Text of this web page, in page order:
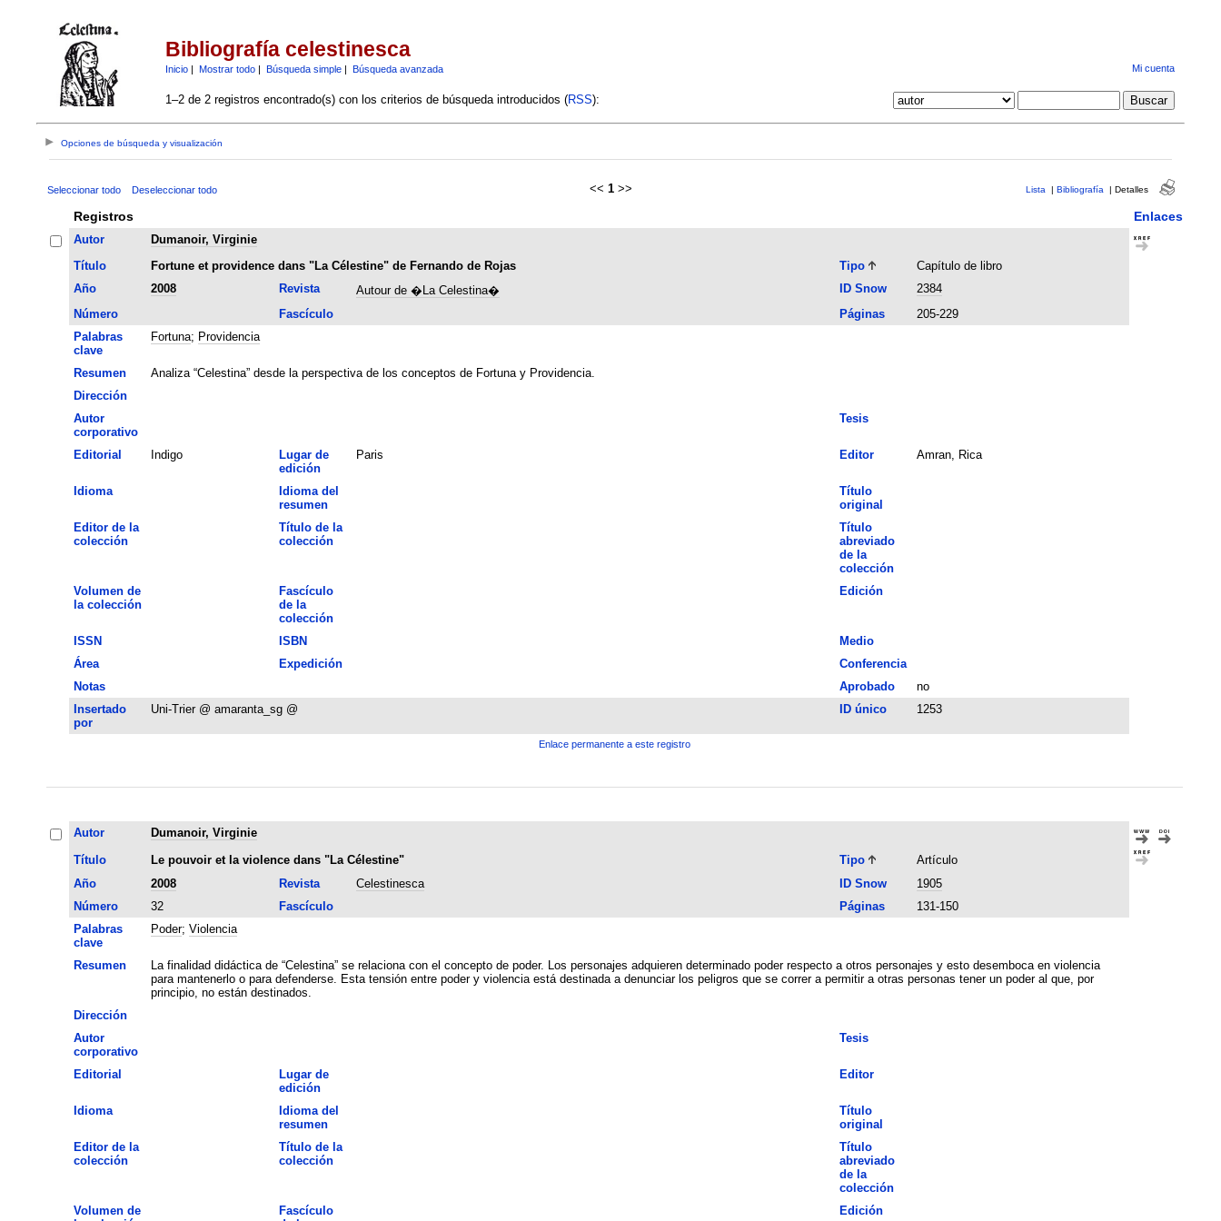
Bibliografía celestinesca
Inicio| Mostrar todo| Búsqueda simple| Búsqueda avanzada Mi cuenta
1–2 de 2 registros encontrado(s) con los criterios de búsqueda introducidos (RSS):
Opciones de búsqueda y visualización
Seleccionar todo Deseleccionar todo << 1 >> Lista | Bibliografía | Detalles
Registros Enlaces
Autor
Dumanoir, Virginie
Título
Fortune et providence dans "La Célestine" de Fernando de Rojas Tipo
Capítulo de libro
Año
2008 Revista Autour de �La Celestina� ID Snow
2384
Número
Fascículo Páginas
205-229
Palabras
clave
Fortuna; Providencia
Resumen
Analiza “Celestina” desde la perspectiva de los conceptos de Fortuna y Providencia.
Dirección
Autor
corporativo
Tesis
Editorial Indigo
Lugar de
edición
Paris Editor Amran, Rica
Idioma
Idioma del
resumen
Título
original
Editor de la
colección
Título de la
colección
Título
abreviado
de la
colección
Volumen de
la colección
Fascículo
de la
colección
Edición
ISSN ISBN
Medio
Área
Expedición
Conferencia
Notas
Aprobado
no
Insertado
por
Uni-Trier @ amaranta_sg @ ID único 1253
Enlace permanente a este registro
Autor
Dumanoir, Virginie
Título
Le pouvoir et la violence dans "La Célestine" Tipo
Artículo
Año
2008 Revista Celestinesca ID Snow
1905
Número
32 Fascículo Páginas
131-150
Palabras
clave
Poder; Violencia
Resumen
La finalidad didáctica de “Celestina” se relaciona con el concepto de poder. Los personajes adquieren determinado poder respecto a otros personajes y esto desemboca en violencia
para mantenerlo o para defenderse. Esta tensión entre poder y violencia está destinada a denunciar los peligros que se correr a permitir a otras personas tener un poder al que, por
principio, no están destinados.
Dirección
Autor
corporativo
Tesis
Editorial
Lugar de
edición
Editor
Idioma
Idioma del
resumen
Título
original
Editor de la
colección
Título de la
colección
Título
abreviado
de la
colección
Volumen de
Fascículo
Edición